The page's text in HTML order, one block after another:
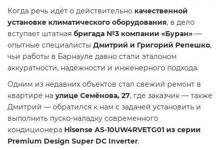
Когда речь идёт о действительно качественной
установке климатического оборудования, в дело
вступает штатная бригада №3 компании «Буран» —
опытные специалисты Дмитрий и Григорий Репешко,
чьи работы в Барнауле давно стали эталоном
аккуратности, надёжности и инженерного подхода.
Одним из недавних объектов стал свежий ремонт в
квартире на улице Семёнова, 27, где заказчик — также
Дмитрий — обратился к нам с задачей установить и
выполнить пуско-наладку современного
кондиционера Hisense AS-10UW4RVETG01 из серии
Premium Design Super DC Inverter.